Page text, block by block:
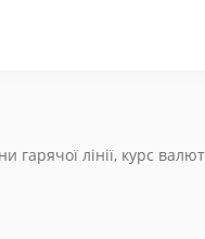
лінії, курс